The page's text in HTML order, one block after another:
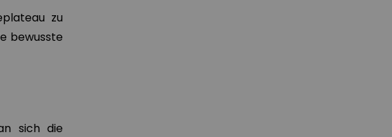
zu
bewusste
sich die